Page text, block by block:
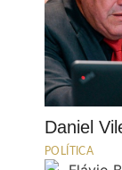
Daniel
POLÍTICA